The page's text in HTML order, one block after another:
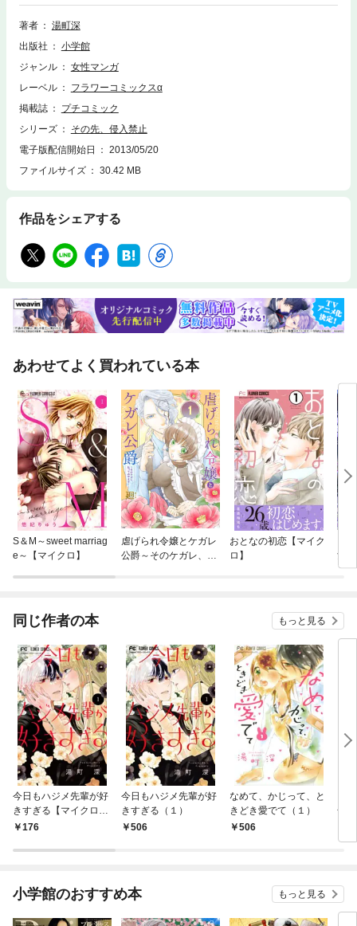
のほか、4つの最凶エロスが濃縮された、至高のラブストーリーズ！
著者
湯町深
出版社
小学館
ジャンル
女性マンガ
レーベル
フラワーコミックスα
掲載誌
プチコミック
シリーズ
その先、侵入禁止
電子版配信開始日
2013/05/20
ファイルサイズ
30.42 MB
作品をシェアする
あわせてよく買われている本
S＆M～sweet marriag
e～【マイクロ】
虐げられ令嬢とケガレ
公爵～そのケガレ、払
おとなの初恋【マイク
ロ】
女
か
同じ作者の本 もっと見る
今日もハジメ先輩が好
きすぎる【マイクロ】
（１）
176
今日もハジメ先輩が好
きすぎる（１）
506
なめて、かじって、と
きどき愛でて（１）
506
号
小学館のおすすめ本 もっと見る